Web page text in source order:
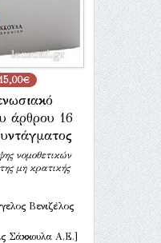
15,00€
άρθρου 16
νομοθετικών
μη κρατικής
Βενιζέλος
Σάκκουλα Α.Ε.]